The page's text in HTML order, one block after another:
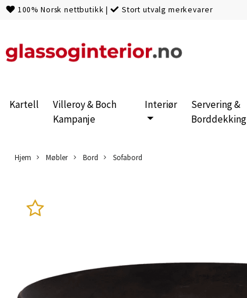
100% Norsk nettbutikk | Stort utvalg merkevarer
Kartell
Villeroy & Boch
Kampanje
Interiør
Servering &
Borddekking
Hjem Møbler Bord Sofabord